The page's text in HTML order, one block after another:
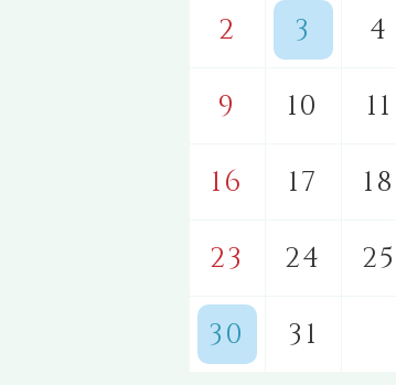
2
3 4
9
10 11
16
17 18
23
24 25
30
31